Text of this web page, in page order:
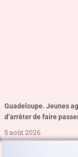
Guadeloupe. Jeunes
d’arrêter de faire
5 août 2026